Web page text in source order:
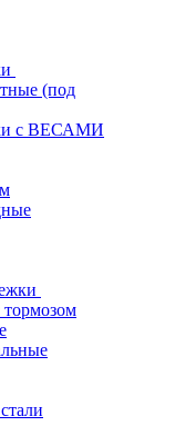
(под
с ВЕСАМИ
тормозом